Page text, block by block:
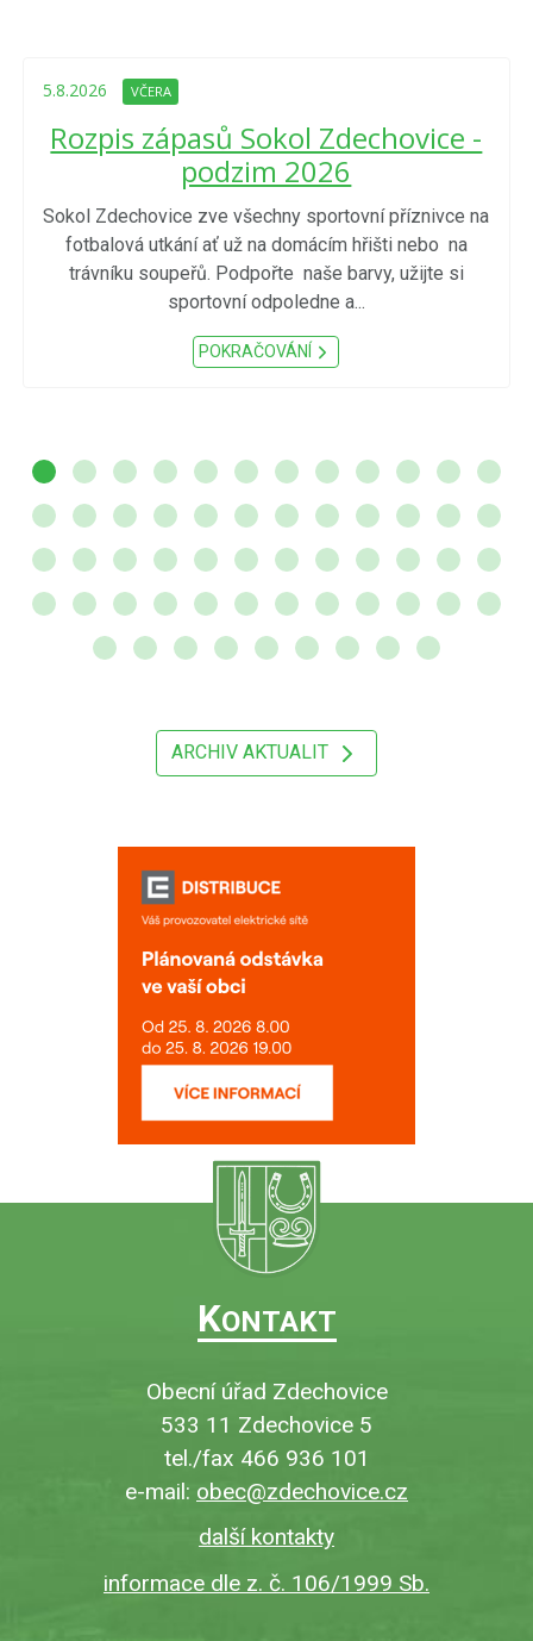
5.8.2026 VČERA
Rozpis zápasů Sokol Zdechovice -
podzim 2026
Sokol Zdechovice zve všechny sportovní příznivce na
fotbalová utkání ať už na domácím hřišti nebo na
trávníku soupeřů. Podpořte naše barvy, užijte si
sportovní odpoledne a...
POKRAČOVÁNÍ
ARCHIV AKTUALIT
KONTAKT
Obecní úřad Zdechovice
533 11 Zdechovice 5
tel./fax 466 936 101
e-mail: obec@zdechovice.cz
další kontakty
informace dle z. č. 106/1999 Sb.